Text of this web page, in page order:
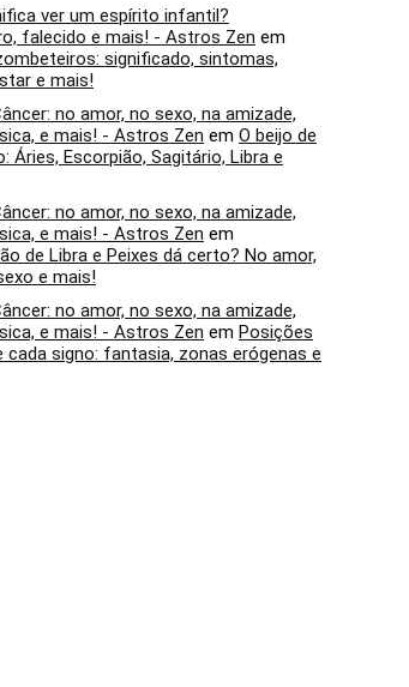
ver um espírito infantil?
falecido e mais! - Astros Zen em
significado, sintomas,
e mais!
no amor, no sexo, na amizade,
e mais! - Astros Zen em O beijo de
Áries, Escorpião, Sagitário, Libra e
no amor, no sexo, na amizade,
e mais! - Astros Zen em
de Libra e Peixes dá certo? No amor,
e mais!
no amor, no sexo, na amizade,
e mais! - Astros Zen em Posições
cada signo: fantasia, zonas erógenas e